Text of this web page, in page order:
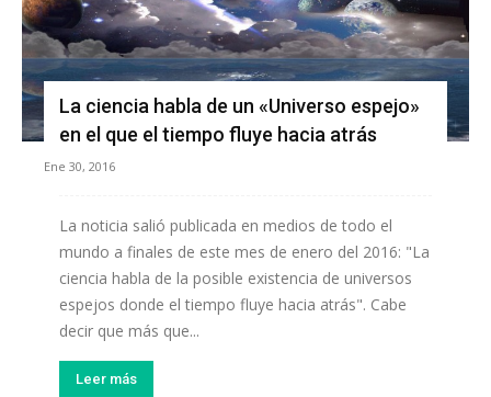
La ciencia habla de un «Universo espejo»
en el que el tiempo fluye hacia atrás
Ene 30, 2016
La noticia salió publicada en medios de todo el
mundo a finales de este mes de enero del 2016: "La
ciencia habla de la posible existencia de universos
espejos donde el tiempo fluye hacia atrás". Cabe
decir que más que...
Leer más